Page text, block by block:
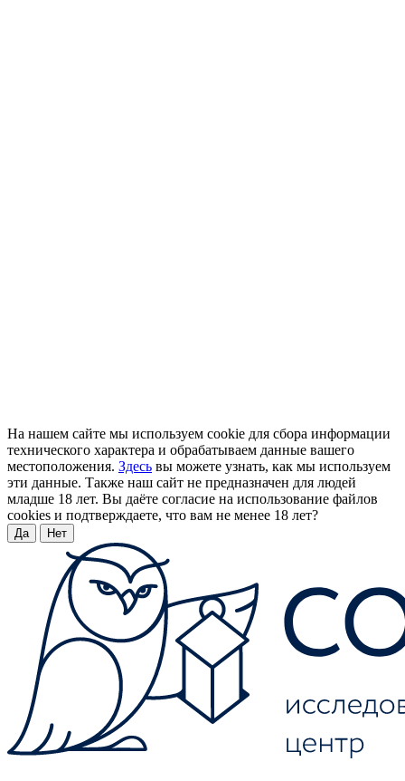
На нашем сайте мы используем cookie для сбора информации
технического характера и обрабатываем данные вашего
местоположения. Здесь вы можете узнать, как мы используем
эти данные. Также наш сайт не предназначен для людей
младше 18 лет. Вы даёте согласие на использование файлов
cookies и подтверждаете, что вам не менее 18 лет?
Да Нет